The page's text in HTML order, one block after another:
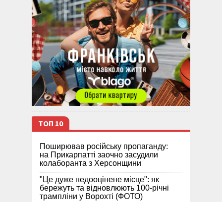
ТОП 10
Поширював російську пропаганду:
на Прикарпатті заочно засудили
колаборанта з Херсонщини
"Це дуже недооцінене місце": як
бережуть та відновлюють 100-річні
трампліни у Ворохті (ФОТО)